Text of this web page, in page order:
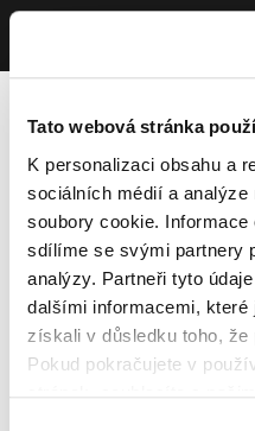
Tato webová stránka
K personalizaci obsahu a
sociálních médií a
soubory cookie.
sdílíme se svými partnery
analýzy. Partneři tyto
dalšími informacemi,
získali v důsledku toho,
Pokud pokračujete v